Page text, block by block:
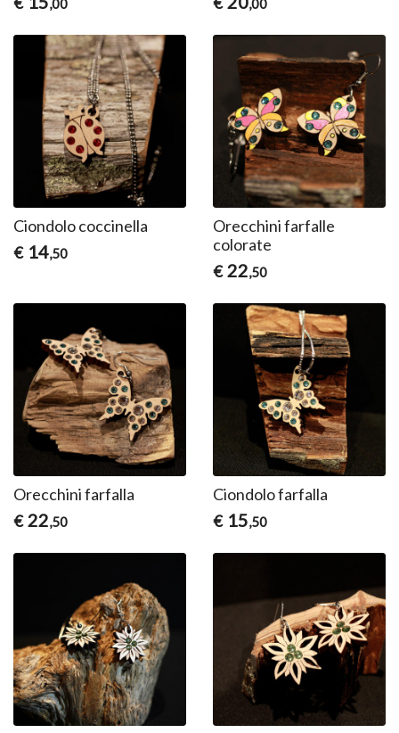
,00 ,00
Ciondolo coccinella
€ 14,50
Orecchini farfalle
colorate
€ 22,50
Orecchini farfalla
€ 22,50
Ciondolo farfalla
€ 15,50